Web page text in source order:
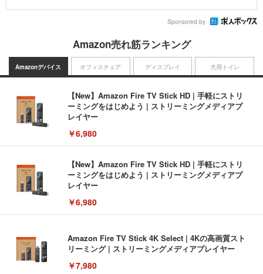
Sponsored by
Amazon売れ筋ランキング
Amazonデバイス
【New】Amazon Fire TV Stick HD | 手軽にストリ
ーミングをはじめよう | ストリーミングメディアプ
レイヤー
￥6,980
【New】Amazon Fire TV Stick HD | 手軽にストリ
ーミングをはじめよう | ストリーミングメディアプ
レイヤー
￥6,980
Amazon Fire TV Stick 4K Select | 4Kの高画質スト
リーミング | ストリーミングメディアプレイヤー
￥7,980
オフィスチェア ディスプレイ 犬用トイレ